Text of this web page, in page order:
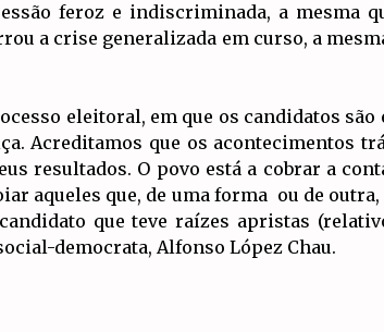
feroz e indiscriminada, a mesma
a crise generalizada em curso, a
eleitoral, em que os candidatos são
Acreditamos que os acontecimentos
resultados. O povo está a cobrar a
aqueles que, de uma forma ou de
que teve raízes apristas
democrata, Alfonso López Chau.